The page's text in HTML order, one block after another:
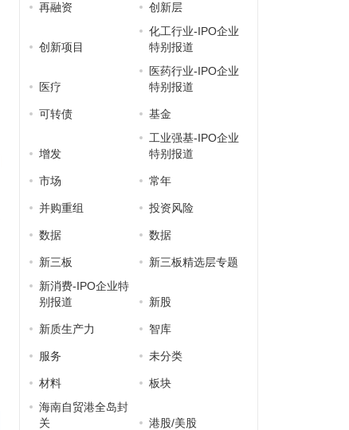
再融资 创新层
创新项目
化工行业-IPO企业
特别报道
医疗
医药行业-IPO企业
特别报道
可转债 基金
增发
工业强基-IPO企业
特别报道
市场 常年
并购重组 投资风险
数据 数据
新三板
新三板精选层专题
新消费-IPO企业特
别报道
新股
新质生产力 智库
服务 未分类
材料
板块
海南自贸港全岛封
关
港股/美股